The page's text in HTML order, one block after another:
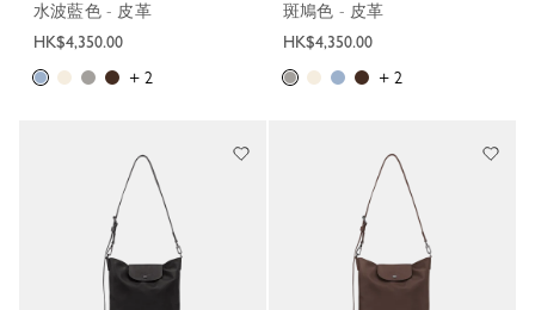
水波藍色 - 皮革
HK$4,350.00
+ 2
斑鳩色 - 皮革
HK$4,350.00
+ 2